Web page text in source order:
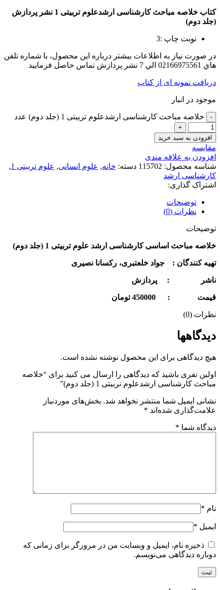
کتاب خلاصه مباحث کارشناسی ارشدعلوم تربیتی 1 نشر پردازش
(جلد دوم)
نوبت چاپ :3
در صورت نياز به اطلاعات بيشتر درباره اين محصول، با شماره تلفن
هاي 02166975561 الي 7 نشر پردازش تماس حاصل فرماييد
دریافت نمونه ای از کتاب
موجود در انبار
خلاصه مباحث کارشناسی ارشدعلوم تربیتی 1 (جلد دوم) عدد
افزودن به سبد خرید
مقايسه
افزودن به علاقه مندی
شناسه محصول: 115702 دسته: خانه, علوم انسانی, علوم تربیتی 1
,
کارشناسی ارشد
اشتراک گذاری:
توضیحات
نظرات (0)
توضیحات
خلاصه مباحث اساسی کارشناسی ارشد علوم تربیتی 1 (جلد دوم)
تهیه کنندگان : جواد خلعتبری، رکسانا نصیری
ناشر : پردازش
قيمت : 450000 تومان
نظرات (0)
دیدگاهها
هیچ دیدگاهی برای این محصول نوشته نشده است.
اولین نفری باشید که دیدگاهی را ارسال می کنید برای “خلاصه
مباحث کارشناسی ارشدعلوم تربیتی 1 (جلد دوم)”
نشانی ایمیل شما منتشر نخواهد شد. بخش‌های موردنیاز
علامت‌گذاری شده‌اند *
دیدگاه شما *
نام *
ایمیل *
ذخیره نام، ایمیل و وبسایت من در مرورگر برای زمانی که
دوباره دیدگاهی می‌نویسم.